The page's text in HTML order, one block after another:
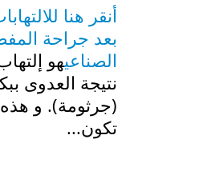
أنقر هنا
بعد جراحة
الصناعيهو
نتيجة العدوى
(جرثومة). و
تكون...